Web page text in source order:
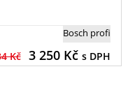
Bosch profi
Kč 3 250Kč s DPH